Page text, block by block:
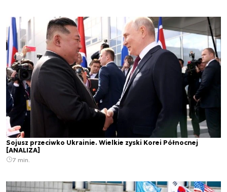
Sojusz przeciwko Ukrainie. Wielkie zyski Korei Północnej
[ANALIZA]
7 min.